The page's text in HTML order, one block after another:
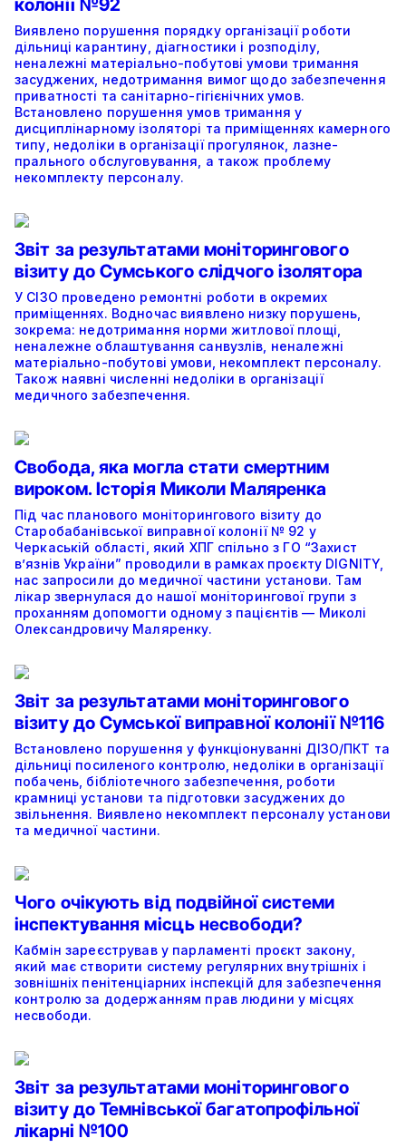
колонії №92
Виявлено порушення порядку організації роботи
дільниці карантину, діагностики і розподілу,
неналежні матеріально-побутові умови тримання
засуджених, недотримання вимог щодо забезпечення
приватності та санітарно-гігієнічних умов.
Встановлено порушення умов тримання у
дисциплінарному ізоляторі та приміщеннях камерного
типу, недоліки в організації прогулянок, лазне-
прального обслуговування, а також проблему
некомплекту персоналу.
Звіт за результатами моніторингового
візиту до Сумського слідчого ізолятора
У СІЗО проведено ремонтні роботи в окремих
приміщеннях. Водночас виявлено низку порушень,
зокрема: недотримання норми житлової площі,
неналежне облаштування санвузлів, неналежні
матеріально-побутові умови, некомплект персоналу.
Також наявні численні недоліки в організації
медичного забезпечення.
Свобода, яка могла стати смертним
вироком. Історія Миколи Маляренка
Під час планового моніторингового візиту до
Старобабанівської виправної колонії № 92 у
Черкаській області, який ХПГ спільно з ГО “Захист
в’язнів України” проводили в рамках проєкту DIGNITY,
нас запросили до медичної частини установи. Там
лікар звернулася до нашої моніторингової групи з
проханням допомогти одному з пацієнтів — Миколі
Олександровичу Маляренку.
Звіт за результатами моніторингового
візиту до Сумської виправної колонії №116
Встановлено порушення у функціонуванні ДІЗО/ПКТ та
дільниці посиленого контролю, недоліки в організації
побачень, бібліотечного забезпечення, роботи
крамниці установи та підготовки засуджених до
звільнення. Виявлено некомплект персоналу установи
та медичної частини.
Чого очікують від подвійної системи
інспектування місць несвободи?
Кабмін зареєстрував у парламенті проєкт закону,
який має створити систему регулярних внутрішніх і
зовнішніх пенітенціарних інспекцій для забезпечення
контролю за додержанням прав людини у місцях
несвободи.
Звіт за результатами моніторингового
візиту до Темнівської багатопрофільної
лікарні №100